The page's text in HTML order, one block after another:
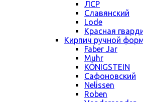
ЛСР
Славянский
Lode
Красная
Кирпич ручной
Faber Jar
Muhr
KÖNIGSTEIN
Сафоновский
Nelissen
Roben